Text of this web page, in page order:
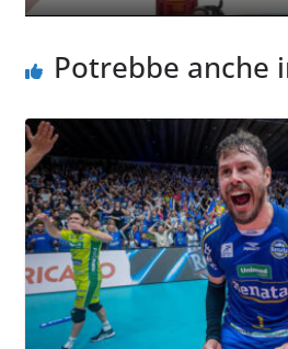
Potrebbe anche